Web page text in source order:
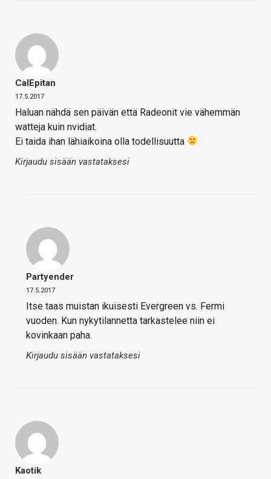
CalEpitan
17.5.2017
Haluan nähdä sen päivän että Radeonit vie vähemmän
watteja kuin nvidiat.
Ei taida ihan lähiaikoina olla todellisuutta
Kirjaudu sisään vastataksesi
Partyender
17.5.2017
Itse taas muistan ikuisesti Evergreen vs. Fermi
vuoden. Kun nykytilannetta tarkastelee niin ei
kovinkaan paha.
Kirjaudu sisään vastataksesi
Kaotik